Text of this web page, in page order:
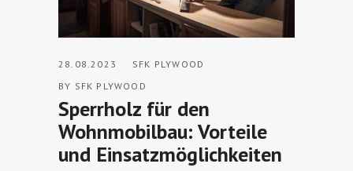
28.08.2023
SFK PLYWOOD
BY SFK PLYWOOD
Sperrholz für den
Wohnmobilbau: Vorteile
und Einsatzmöglichkeiten